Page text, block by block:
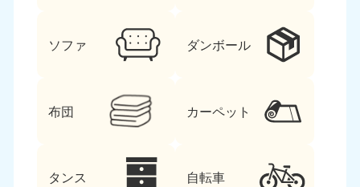
ソファ ダンボール
布団 カーペット
タンス 自転車